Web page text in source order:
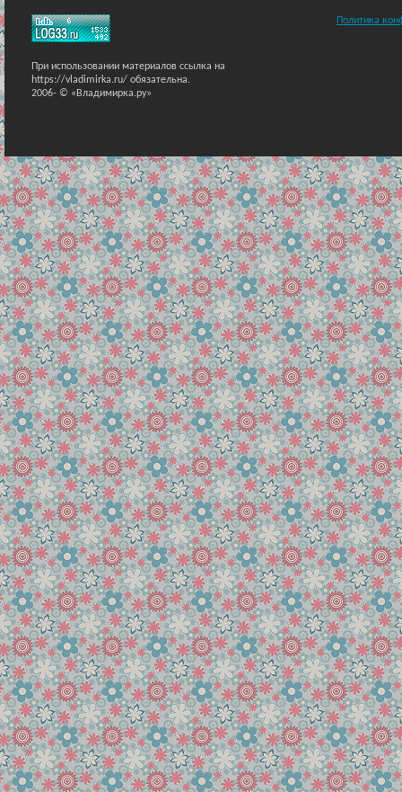
При использовании материалов ссылка на
https://vladimirka.ru/ обязательна.
2006- © «Владимирка.ру»
Политика